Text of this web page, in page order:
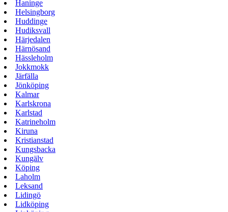
Haninge
Helsingborg
Huddinge
Hudiksvall
Härjedalen
Härnösand
Hässleholm
Jokkmokk
Järfälla
Jönköping
Kalmar
Karlskrona
Karlstad
Katrineholm
Kiruna
Kristianstad
Kungsbacka
Kungälv
Köping
Laholm
Leksand
Lidingö
Lidköping